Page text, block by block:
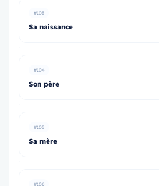
#103
Sa naissance
#104
Son père
#105
Sa mère
#106